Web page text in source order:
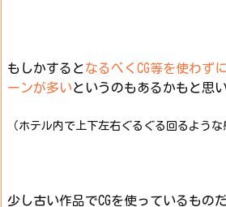
もしかするとなるべくCG等を使わず
ーンが多いというのもあるかもと思
（ホテル内で上下左右ぐるぐる回るような
少し古い作品でCGを使っているもの